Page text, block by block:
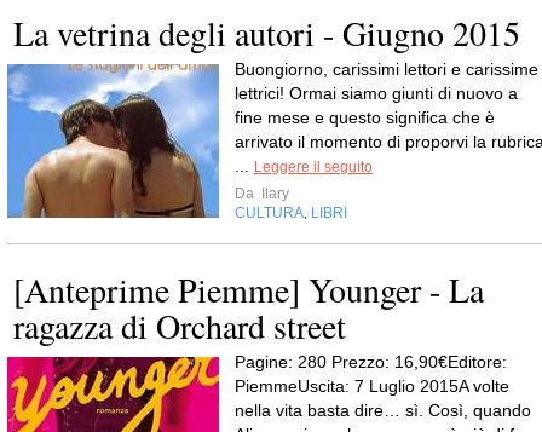
La vetrina degli autori - Giugno 2015
Buongiorno, carissimi lettori e carissime
lettrici! Ormai siamo giunti di nuovo a
fine mese e questo significa che è
arrivato il momento di proporvi la
Leggere il seguito
Da
Ilary
CULTURA LIBRI
[Anteprime Piemme] Younger - La
ragazza di Orchard street
Pagine: 280 Prezzo: 16,90€Editore:
PiemmeUscita: 7 Luglio 2015A volte
nella vita basta dire… sì. Così, quando